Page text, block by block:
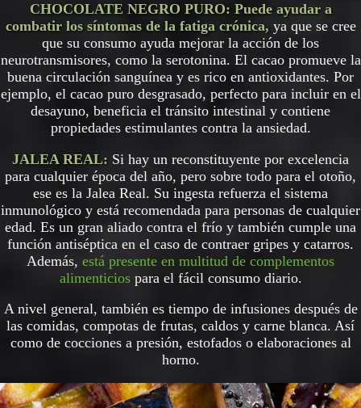
CHOCOLATE NEGRO PURO: Puede ayudar a
combatir los síntomas de la fatiga crónica, ya que se cree
que su consumo ayuda mejorar la acción de los
neurotransmisores, como la serotonina. El cacao promueve la
buena circulación sanguínea y es rico en antioxidantes. Por
ejemplo, el cacao puro desgrasado, perfecto para incluir en el
desayuno, beneficia el tránsito intestinal y contiene
propiedades estimulantes contra la ansiedad.
JALEA REAL: Si hay un reconstituyente por excelencia
para cualquier época del año, pero sobre todo para el otoño,
ese es la Jalea Real. Su ingesta refuerza el sistema
inmunológico y está recomendada para personas de cualquier
edad. Es un gran aliado contra el frío y también cumple una
función antiséptica en el caso de contraer gripes y catarros.
Además, está presente en multitud de complementos
alimenticiospara el fácil consumo diario.
A nivel general, también es tiempo de infusiones después de
las comidas, compotas de frutas, caldos y carne blanca. Así
como de cocciones a presión, estofados o elaboraciones al
horno.